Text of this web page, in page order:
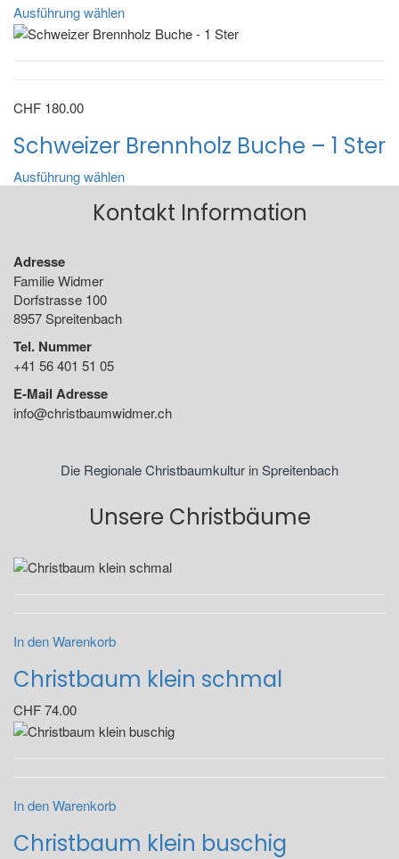
Ausführung wählen
CHF 180.00
Schweizer Brennholz Buche – 1 Ster
Ausführung wählen
Kontakt Information
Adresse
Familie Widmer
Dorfstrasse 100
8957 Spreitenbach
Tel. Nummer
+41 56 401 51 05
E-Mail Adresse
info@christbaumwidmer.ch
Die Regionale Christbaumkultur in Spreitenbach
Unsere Christbäume
In den Warenkorb
Christbaum klein schmal
CHF74.00
In den Warenkorb
Christbaum klein buschig